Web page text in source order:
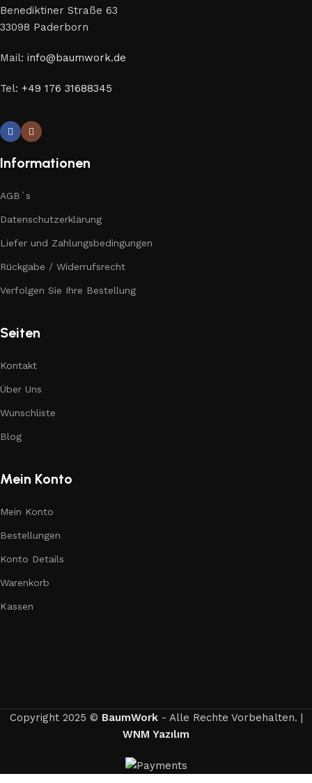
Benediktiner Straße 63
33098 Paderborn
Mail: info@baumwork.de
Tel: +49 176 31688345
Informationen
AGB´s
Datenschutzerklärung
Liefer und Zahlungsbedingungen
Rückgabe / Widerrufsrecht
Verfolgen Sie Ihre Bestellung
Seiten
Kontakt
Über Uns
Wunschliste
Blog
Mein Konto
Mein Konto
Bestellungen
Konto Details
Warenkorb
Kassen
Copyright 2025 © BaumWork- Alle Rechte Vorbehalten. |
WNM Yazılım